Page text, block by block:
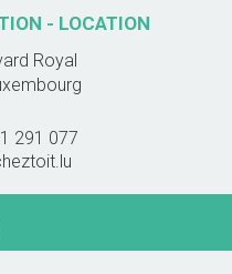
- LOCATION
Royal
291 077